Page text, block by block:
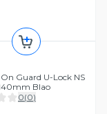
Guard U-Lock NS
Blao
0(0)